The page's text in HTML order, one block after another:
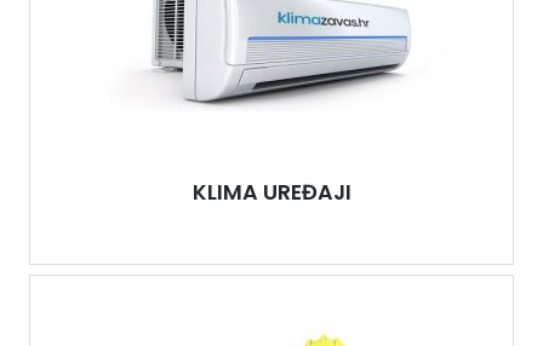
KLIMA UREĐAJI